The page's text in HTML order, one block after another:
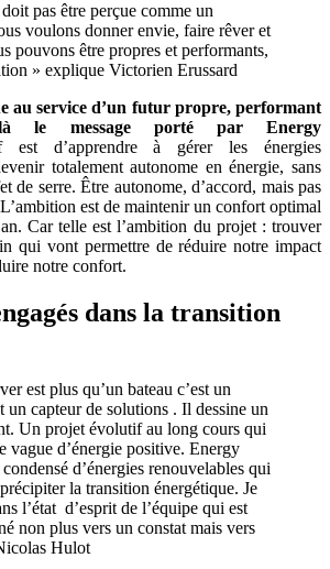
pas être perçue comme un
voulons donner envie, faire rêver et
pouvons être propres et performants,
» explique Victorien Erussard
au service d’un futur propre, performant
le message porté par Energy
est d’apprendre à gérer les énergies
totalement autonome en énergie, sans
de serre. Être autonome, d’accord, mais pas
est de maintenir un confort optimal
Car telle est l’ambition du projet : trouver
qui vont permettre de réduire notre impact
notre confort.
dans la transition
est plus qu’un bateau c’est un
un capteur de solutions . Il dessine un
Un projet évolutif au long cours qui
vague d’énergie positive. Energy
d’énergies renouvelables qui
la transition énergétique. Je
l’état d’esprit de l’équipe qui est
non plus vers un constat mais vers
Hulot